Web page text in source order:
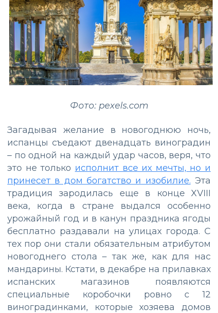
Фото: pexels.com
Загадывая желание в новогоднюю ночь,
испанцы съедают двенадцать виноградин
– по одной на каждый удар часов, веря, что
это не только исполнит все их мечты, но и
принесет в дом богатство и изобилие. Эта
традиция зародилась еще в конце XVIII
века, когда в стране выдался особенно
урожайный год и в канун праздника ягоды
бесплатно раздавали на улицах города. С
тех пор они стали обязательным атрибутом
новогоднего стола – так же, как для нас
мандарины. Кстати, в декабре на прилавках
испанских магазинов появляются
специальные коробочки ровно с 12
виноградинками, которые хозяева домов